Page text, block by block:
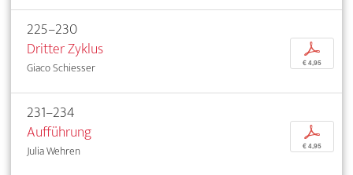
225–230
Dritter Zyklus
Giaco Schiesser
p
€ 4,95
231–234
Aufführung
Julia Wehren
p
€ 4,95